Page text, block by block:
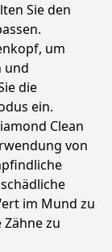
Sie den
um
und
die
ein.
Clean
von
im Mund zu
zu